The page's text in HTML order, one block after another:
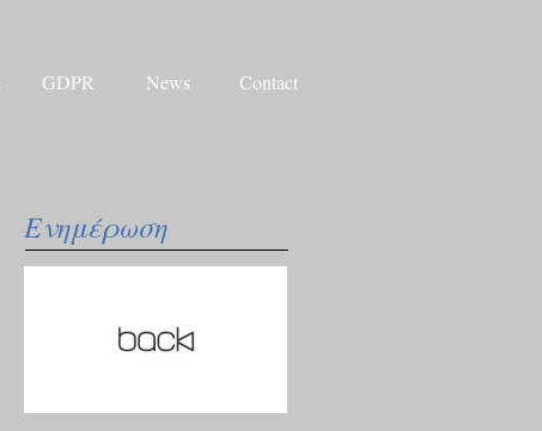
Ενημέρωση
GDPR News Contact